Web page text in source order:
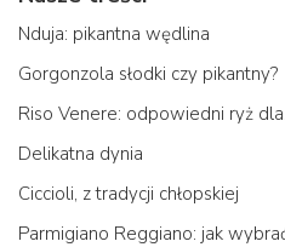
Nduja: pikantna wędlina
Gorgonzola słodki czy pikantny?
Riso Venere: odpowiedni ryż
Delikatna dynia
Ciccioli, z tradycji chłopskiej
Parmigiano Reggiano: jak